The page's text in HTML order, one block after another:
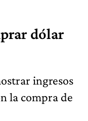
dólar
ingresos
la compra de